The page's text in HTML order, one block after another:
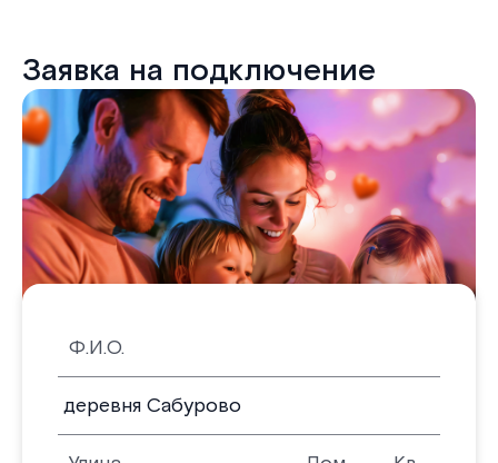
Заявка на подключение